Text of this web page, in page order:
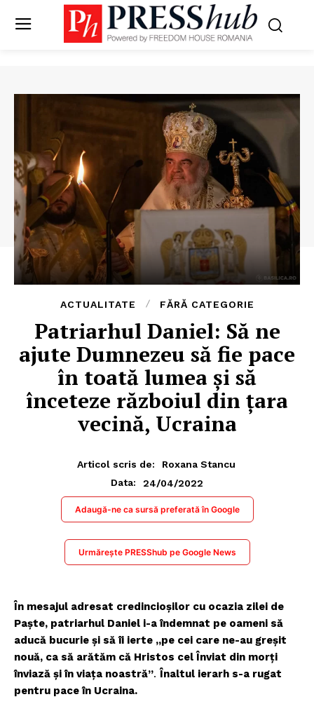
ACTUALITATE FĂRĂ CATEGORIE
Patriarhul Daniel: Să ne
ajute Dumnezeu să fie pace
în toată lumea şi să
înceteze războiul din ţara
vecină, Ucraina
Articol scris de:
Roxana Stancu
Data:
24/04/2022
Adaugă-ne ca sursă preferată în Google
Urmărește PRESShub pe Google News
În mesajul adresat credincioșilor cu ocazia zilei de
Paște, patriarhul Daniel i-a îndemnat pe oameni să
aducă bucurie şi să îi ierte „pe cei care ne-au greşit
nouă, ca să arătăm că Hristos cel Înviat din morţi
înviază şi în viaţa noastră”. Înaltul ierarh s-a rugat
pentru pace în Ucraina.